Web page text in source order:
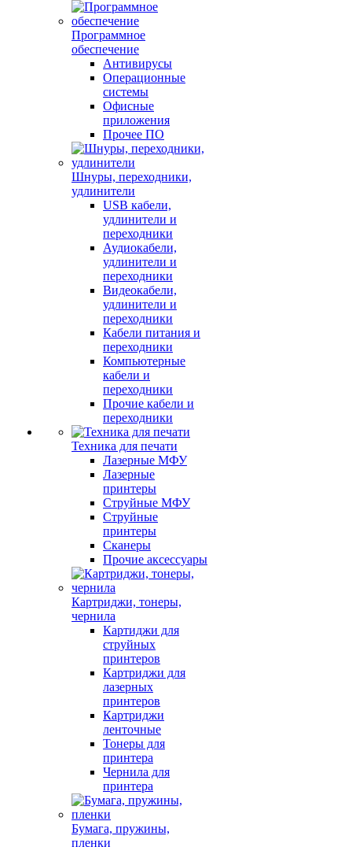
Программное
обеспечение
Антивирусы
Операционные
системы
Офисные
приложения
Прочее ПО
Шнуры, переходники,
удлинители
USB кабели,
удлинители и
переходники
Аудиокабели,
удлинители и
переходники
Видеокабели,
удлинители и
переходники
Кабели питания и
переходники
Компьютерные
кабели и
переходники
Прочие кабели и
переходники
Техника для печати
Лазерные МФУ
Лазерные
принтеры
Струйные МФУ
Струйные
принтеры
Сканеры
Прочие аксессуары
Картриджи, тонеры,
чернила
Картиджи для
струйных
принтеров
Картриджи для
лазерных
принтеров
Картриджи
ленточные
Тонеры для
принтера
Чернила для
принтера
Бумага, пружины,
пленки